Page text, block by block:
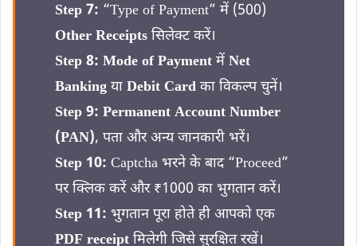
Step 7: “Type of Payment” में (500)
Other Receipts सिलेक्ट करें।
Step 8: Mode of Payment में Net
Banking या Debit Card का विकल्प चुनें।
Step 9: Permanent Account Number
(PAN), पता और अन्य जानकारी भरें।
Step 10: Captcha भरने के बाद “Proceed”
पर क्लिक करें और ₹1000 का भुगतान करें।
Step 11: भुगतान पूरा होते ही आपको एक
PDF receipt मिलेगी जिसे सुरक्षित रखें।